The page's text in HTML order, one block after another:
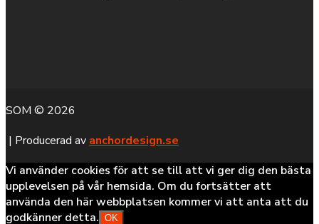
SOM © 2026
| Producerad av anchordesign.se
Vi använder cookies för att se till att vi ger dig den bästa
upplevelsen på vår hemsida. Om du fortsätter att
använda den här webbplatsen kommer vi att anta att du
godkänner detta. OK